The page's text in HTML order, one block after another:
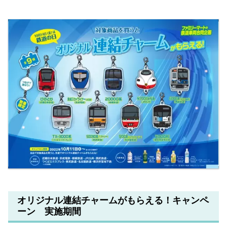
オリジナル連結チャームがもらえる！キャンペ
ーン 実施期間